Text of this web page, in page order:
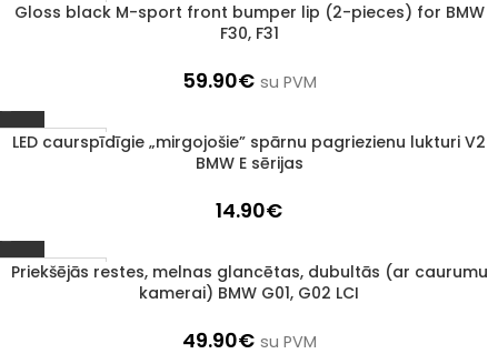
1–3 d. d.
Gloss black M-sport front bumper lip (2-pieces) for BMW
F30, F31
59.90€ su PVM
1–3 d. d.
LED caurspīdīgie „mirgojošie” spārnu pagriezienu lukturi V2
BMW E sērijas
14.90€
1–3 d. d.
Priekšējās restes, melnas glancētas, dubultās (ar caurumu
kamerai) BMW G01, G02 LCI
49.90€ su PVM